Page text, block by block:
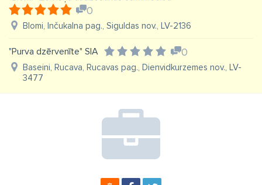
0
Blomi, Inčukalna pag., Siguldas nov., LV-2136
"Purva dzērvenīte" SIA 0
Baseini, Rucava, Rucavas pag., Dienvidkurzemes nov., LV-
3477